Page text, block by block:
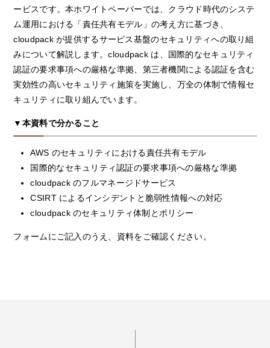
ービスです。本ホワイトペーパーでは、クラウド時代のシステ
ム運用における「責任共有モデル」の考え方に基づき、
cloudpack が提供するサービス基盤のセキュリティへの取り組
みについて解説します。cloudpack は、国際的なセキュリティ
認証の要求事項への厳格な準拠、第三者機関による認証を含む
実効性の高いセキュリティ施策を実施し、万全の体制で情報セ
キュリティに取り組んでいます。
▼本資料で分かること
AWS のセキュリティにおける責任共有モデル
国際的なセキュリティ認証の要求事項への厳格な準拠
cloudpack のフルマネージドサービス
CSIRT によるインシデントと脆弱性情報への対応
cloudpack のセキュリティ体制とポリシー
フォームにご記入のうえ、資料をご確認ください。